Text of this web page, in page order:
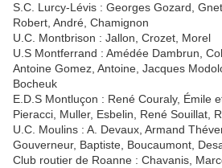
S.C. Lurcy-Lévis : Georges Gozard,
Robert, André, Chamignon
U.C. Montbrison : Jallon, Crozet, Morel
U.S Montferrand : Amédée Dambrun,
Antoine Gomez, Antoine, Jacques
Bocheuk
E.D.S Montluçon : René Couraly, Émile
Pieracci, Muller, Esbelin, René Souillat,
U.C. Moulins : A. Devaux, Armand
Gouverneur, Baptiste, Boucaumont,
Club routier de Roanne : Chavanis,